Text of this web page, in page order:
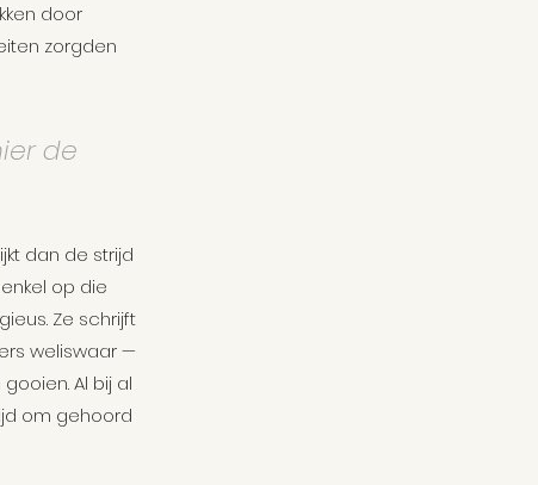
door
zorgden
de
dan de strijd
op die
Ze schrijft
weliswaar —
Al bij al
om gehoord